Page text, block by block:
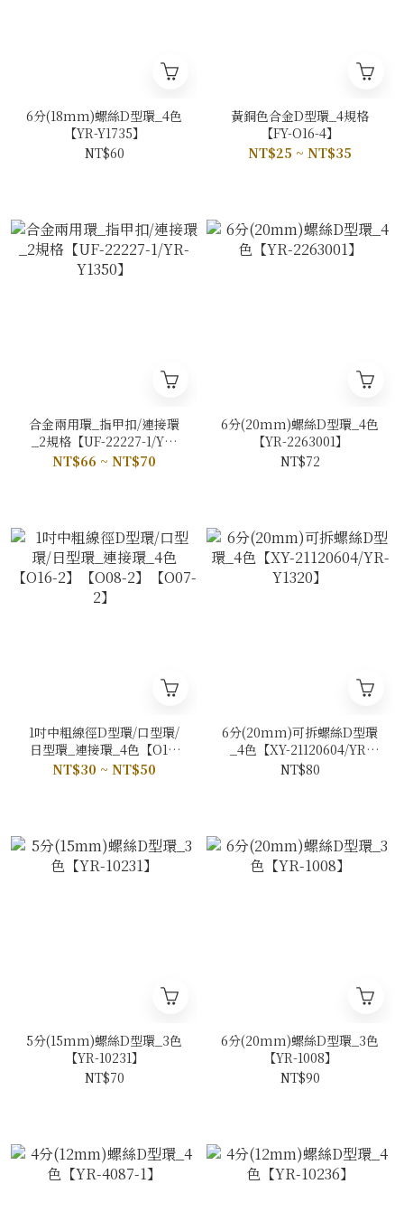
6分(18mm)螺絲D型環_4色
【YR-Y1735】
NT$60
黃銅色合金D型環_4規格
【FY-O16-4】
NT$25 ~ NT$35
合金兩用環_指甲扣/連接環
_2規格【UF-22227-1/YR-
Y1350】
NT$66 ~ NT$70
6分(20mm)螺絲D型環_4色
【YR-2263001】
NT$72
1吋中粗線徑D型環/口型環/
日型環_連接環_4色【O16-
2】【O08-2】【O07-2】
NT$30 ~ NT$50
6分(20mm)可拆螺絲D型環
_4色【XY-21120604/YR-
Y1320】
NT$80
5分(15mm)螺絲D型環_3色
【YR-10231】
NT$70
6分(20mm)螺絲D型環_3色
【YR-1008】
NT$90